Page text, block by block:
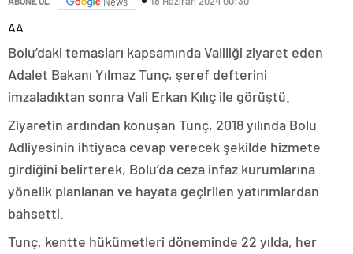
AA
Bolu’daki temasları kapsamında Valiliği ziyaret eden
Adalet Bakanı Yılmaz Tunç, şeref defterini
imzaladıktan sonra Vali Erkan Kılıç ile görüştü.
Ziyaretin ardından konuşan Tunç, 2018 yılında Bolu
Adliyesinin ihtiyaca cevap verecek şekilde hizmete
girdiğini belirterek, Bolu’da ceza infaz kurumlarına
yönelik planlanan ve hayata geçirilen yatırımlardan
bahsetti.
Tunç, kentte hükümetleri döneminde 22 yılda, her